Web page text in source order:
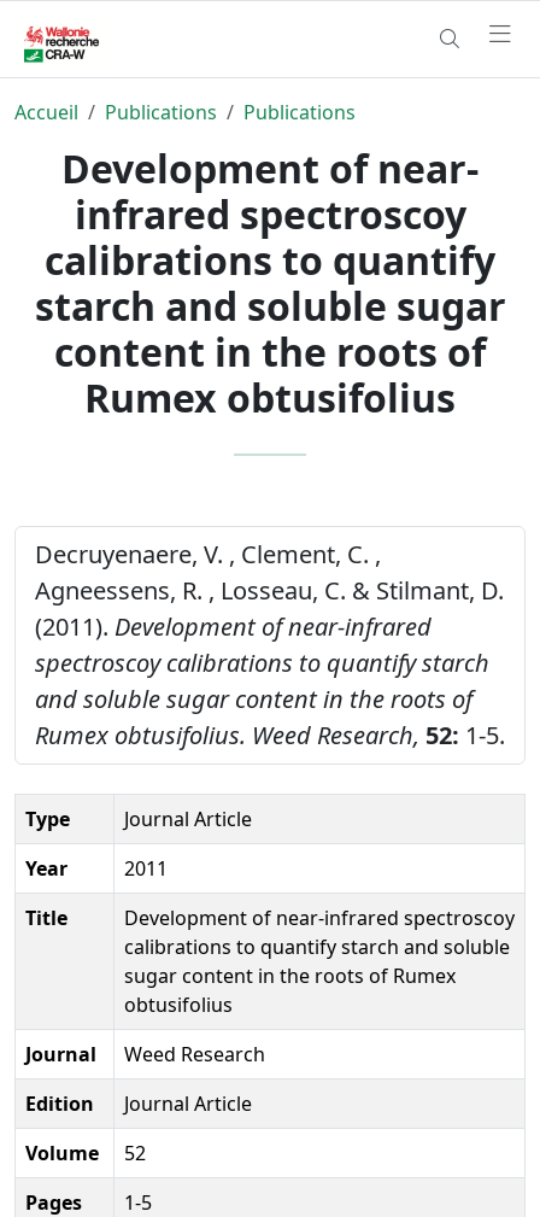
Accueil Publications Publications
Development of near-
infrared spectroscoy
calibrations to quantify
starch and soluble sugar
content in the roots of
Rumex obtusifolius
Decruyenaere, V. , Clement, C. ,
Agneessens, R. , Losseau, C. & Stilmant, D.
(2011). Development of near-infrared
spectroscoy calibrations to quantify starch
and soluble sugar content in the roots of
Rumex obtusifolius. Weed Research, 52: 1-5.
Type
Journal Article
Year
2011
Title
Development of near-infrared spectroscoy
calibrations to quantify starch and soluble
sugar content in the roots of Rumex
obtusifolius
Journal
Weed Research
Edition
Journal Article
Volume
52
Pages
1-5